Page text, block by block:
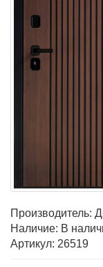
Производитель:
Наличие: В
Артикул: 26519